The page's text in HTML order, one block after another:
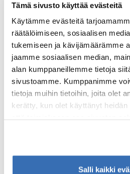
Tämä sivusto käyttää evästeitä
Käytämme evästeitä
räätälöimiseen, sosiaalisen
tukemiseen ja kävijämäärämme
jaamme sosiaalisen median,
alan kumppaneillemme tietoja
sivustoamme. Kumppanimme
tietoja muihin tietoihin, joita olet
kerätty, kun olet käyttänyt
Salli kaikki
että yhteen kanoottiin mahtuu
kahdesta kolmeen henkilöä ja
kajakkiin yksi. Kokenut
oppaamme vie sinut melonnan
saloihin ja kuulet samalla
tarinoita alueesta.
Tilaa